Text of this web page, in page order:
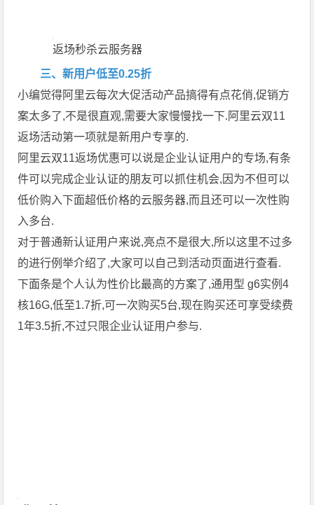
返场秒杀云服务器
三、新用户低至0.25折
小编觉得阿里云每次大促活动产品搞得有点花俏,促销方
案太多了,不是很直观,需要大家慢慢找一下.阿里云双11
返场活动第一项就是新用户专享的.
阿里云双11返场优惠可以说是企业认证用户的专场,有条
件可以完成企业认证的朋友可以抓住机会,因为不但可以
低价购入下面超低价格的云服务器,而且还可以一次性购
入多台.
对于普通新认证用户来说,亮点不是很大,所以这里不过多
的进行例举介绍了,大家可以自己到活动页面进行查看.
下面条是个人认为性价比最高的方案了,通用型 g6实例4
核16G,低至1.7折,可一次购买5台,现在购买还可享受续费
1年3.5折,不过只限企业认证用户参与.